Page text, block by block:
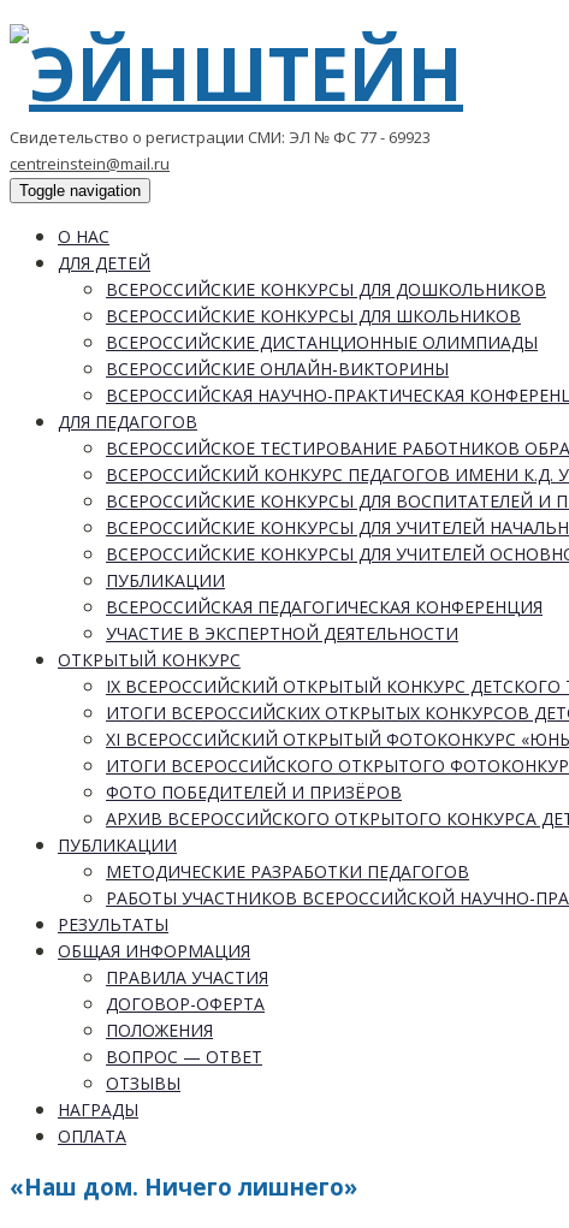
Свидетельство о регистрации СМИ: ЭЛ № ФС 77 - 69923
centreinstein@mail.ru
Toggle navigation
О НАС
ДЛЯ ДЕТЕЙ
ВСЕРОССИЙСКИЕ КОНКУРСЫ ДЛЯ ДОШКОЛЬНИКОВ
ВСЕРОССИЙСКИЕ КОНКУРСЫ ДЛЯ ШКОЛЬНИКОВ
ВСЕРОССИЙСКИЕ ДИСТАНЦИОННЫЕ ОЛИМПИАДЫ
ВСЕРОССИЙСКИЕ ОНЛАЙН-ВИКТОРИНЫ
ВСЕРОССИЙСКАЯ НАУЧНО-ПРАКТИЧЕСКАЯ
ДЛЯ ПЕДАГОГОВ
ВСЕРОССИЙСКОЕ ТЕСТИРОВАНИЕ РАБОТНИКОВ
ВСЕРОССИЙСКИЙ КОНКУРС ПЕДАГОГОВ ИМЕНИ К.Д.
ВСЕРОССИЙСКИЕ КОНКУРСЫ ДЛЯ ВОСПИТАТЕЛЕЙ И
ВСЕРОССИЙСКИЕ КОНКУРСЫ ДЛЯ УЧИТЕЛЕЙ
ВСЕРОССИЙСКИЕ КОНКУРСЫ ДЛЯ УЧИТЕЛЕЙ
ПУБЛИКАЦИИ
ВСЕРОССИЙСКАЯ ПЕДАГОГИЧЕСКАЯ КОНФЕРЕНЦИЯ
УЧАСТИЕ В ЭКСПЕРТНОЙ ДЕЯТЕЛЬНОСТИ
ОТКРЫТЫЙ КОНКУРС
IX ВСЕРОССИЙСКИЙ ОТКРЫТЫЙ КОНКУРС ДЕТСКОГО
ИТОГИ ВСЕРОССИЙСКИХ ОТКРЫТЫХ КОНКУРСОВ
XI ВСЕРОССИЙСКИЙ ОТКРЫТЫЙ ФОТОКОНКУРС
ИТОГИ ВСЕРОССИЙСКОГО ОТКРЫТОГО
ФОТО ПОБЕДИТЕЛЕЙ И ПРИЗЁРОВ
АРХИВ ВСЕРОССИЙСКОГО ОТКРЫТОГО КОНКУРСА
ПУБЛИКАЦИИ
МЕТОДИЧЕСКИЕ РАЗРАБОТКИ ПЕДАГОГОВ
РАБОТЫ УЧАСТНИКОВ ВСЕРОССИЙСКОЙ НАУЧНО-
РЕЗУЛЬТАТЫ
ОБЩАЯ ИНФОРМАЦИЯ
ПРАВИЛА УЧАСТИЯ
ДОГОВОР-ОФЕРТА
ПОЛОЖЕНИЯ
ВОПРОС — ОТВЕТ
ОТЗЫВЫ
НАГРАДЫ
ОПЛАТА
«Наш дом. Ничего лишнего»